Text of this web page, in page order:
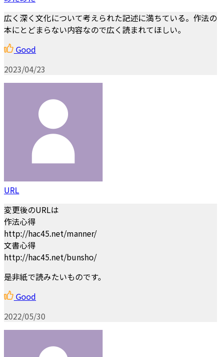
広く深く文化について考えられた記述に満ちている。作法の
本にとどまらない内容なので広く読まれてほしい。
Good
2023/04/23
URL
変更後のURLは
作法心得
http://hac45.net/manner/
文書心得
http://hac45.net/bunsho/
是非紙で読みたいものです。
Good
2022/05/30